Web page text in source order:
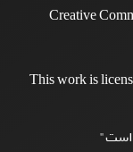
Creative
This work is
است"